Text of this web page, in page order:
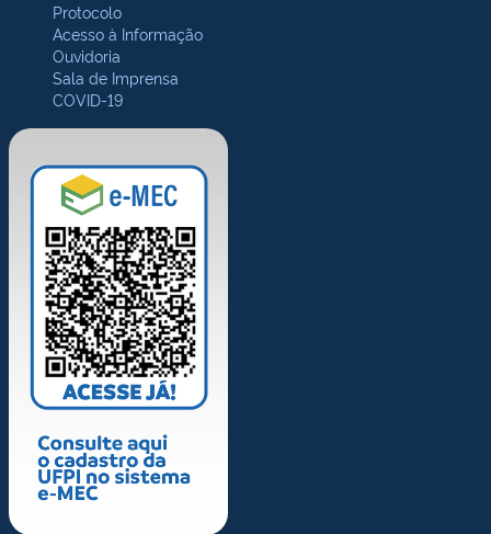
Protocolo
Acesso à Informação
Ouvidoria
Sala de Imprensa
COVID-19